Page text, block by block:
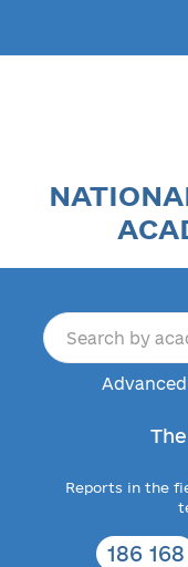
Reports in the
186 168